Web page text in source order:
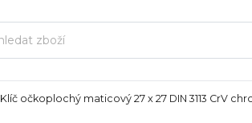
Klíč očkoplochý maticový 27 x 27 DIN 3113 CrV